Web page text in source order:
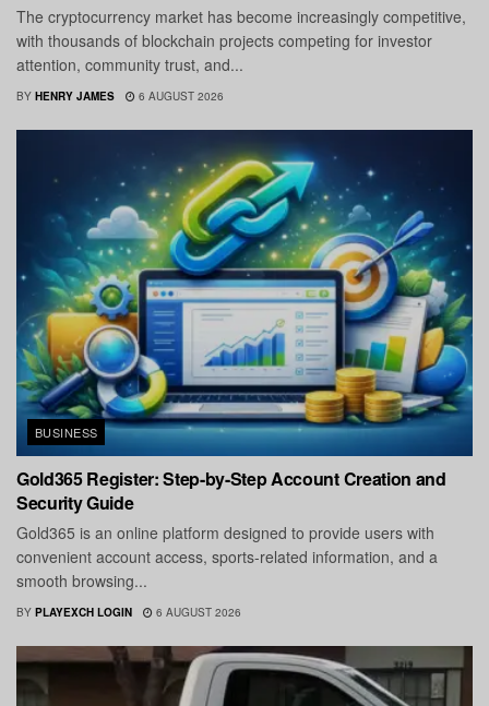
The cryptocurrency market has become increasingly competitive,
with thousands of blockchain projects competing for investor
attention, community trust, and...
BY HENRY JAMES 6 AUGUST 2026
BUSINESS
Gold365 Register: Step-by-Step Account Creation and
Security Guide
Gold365 is an online platform designed to provide users with
convenient account access, sports-related information, and a
smooth browsing...
BY PLAYEXCH LOGIN 6 AUGUST 2026